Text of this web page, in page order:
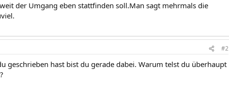
der Umgang eben stattfinden soll.Man sagt mehrmals die
#2
geschrieben hast bist du gerade dabei. Warum telst du überhaupt